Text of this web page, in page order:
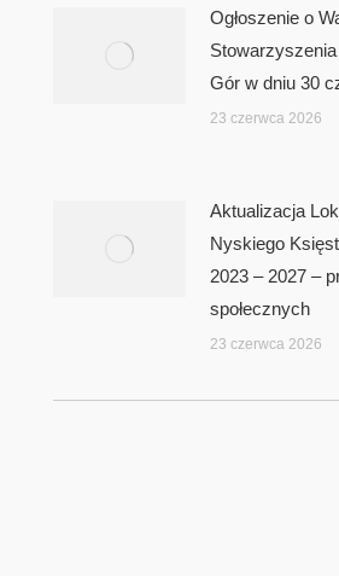
Ogłoszenie o
Gór w dniu 30
23 czerwca 2026
Aktualizacja
Nyskiego
2023 – 2027 –
społecznych
23 czerwca 2026